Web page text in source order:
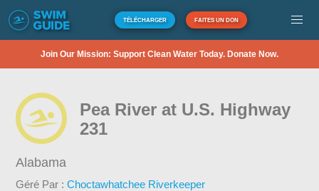
TÉLÉCHARGER FAITES UN DON
Join Our Mission: Support Clean Water Today. Donate Now.
Pea River at U.S. Highway
231
Alabama
Géré Par :Choctawhatchee Riverkeeper